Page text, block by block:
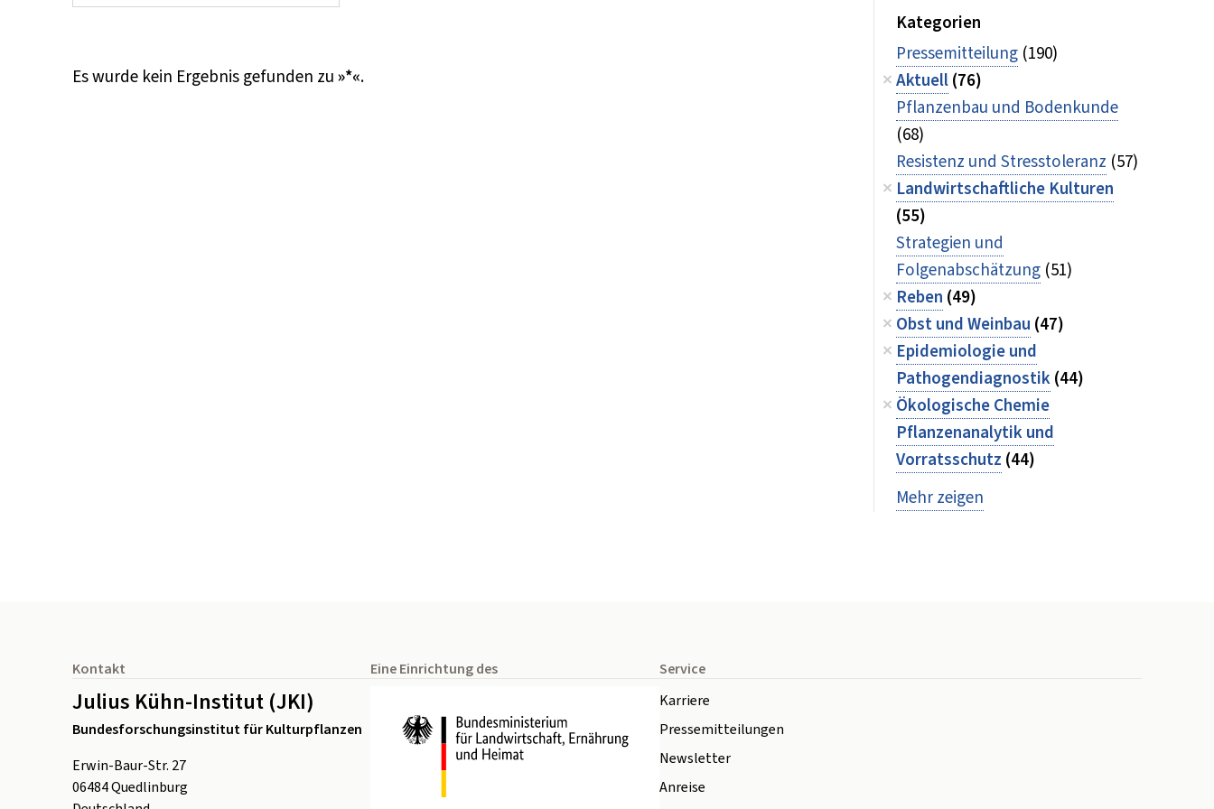
Es wurde kein Ergebnis gefunden zu»*«.
Kategorien
Pressemitteilung (190)
Aktuell(76)
Pflanzenbau und Bodenkunde
(68)
Resistenz und Stresstoleranz (57)
Landwirtschaftliche Kulturen
(55)
Strategien und
Folgenabschätzung (51)
Reben (49)
Obst und Weinbau (47)
Epidemiologie und
Pathogendiagnostik(44)
Ökologische Chemie
Pflanzenanalytik und
Vorratsschutz (44)
Mehr zeigen
Kontakt
Julius Kühn-Institut (JKI)
Bundesforschungsinstitut für Kulturpflanzen
Erwin-Baur-Str. 27
06484Quedlinburg
Eine Einrichtung des
Service
Karriere
Pressemitteilungen
Newsletter
Anreise